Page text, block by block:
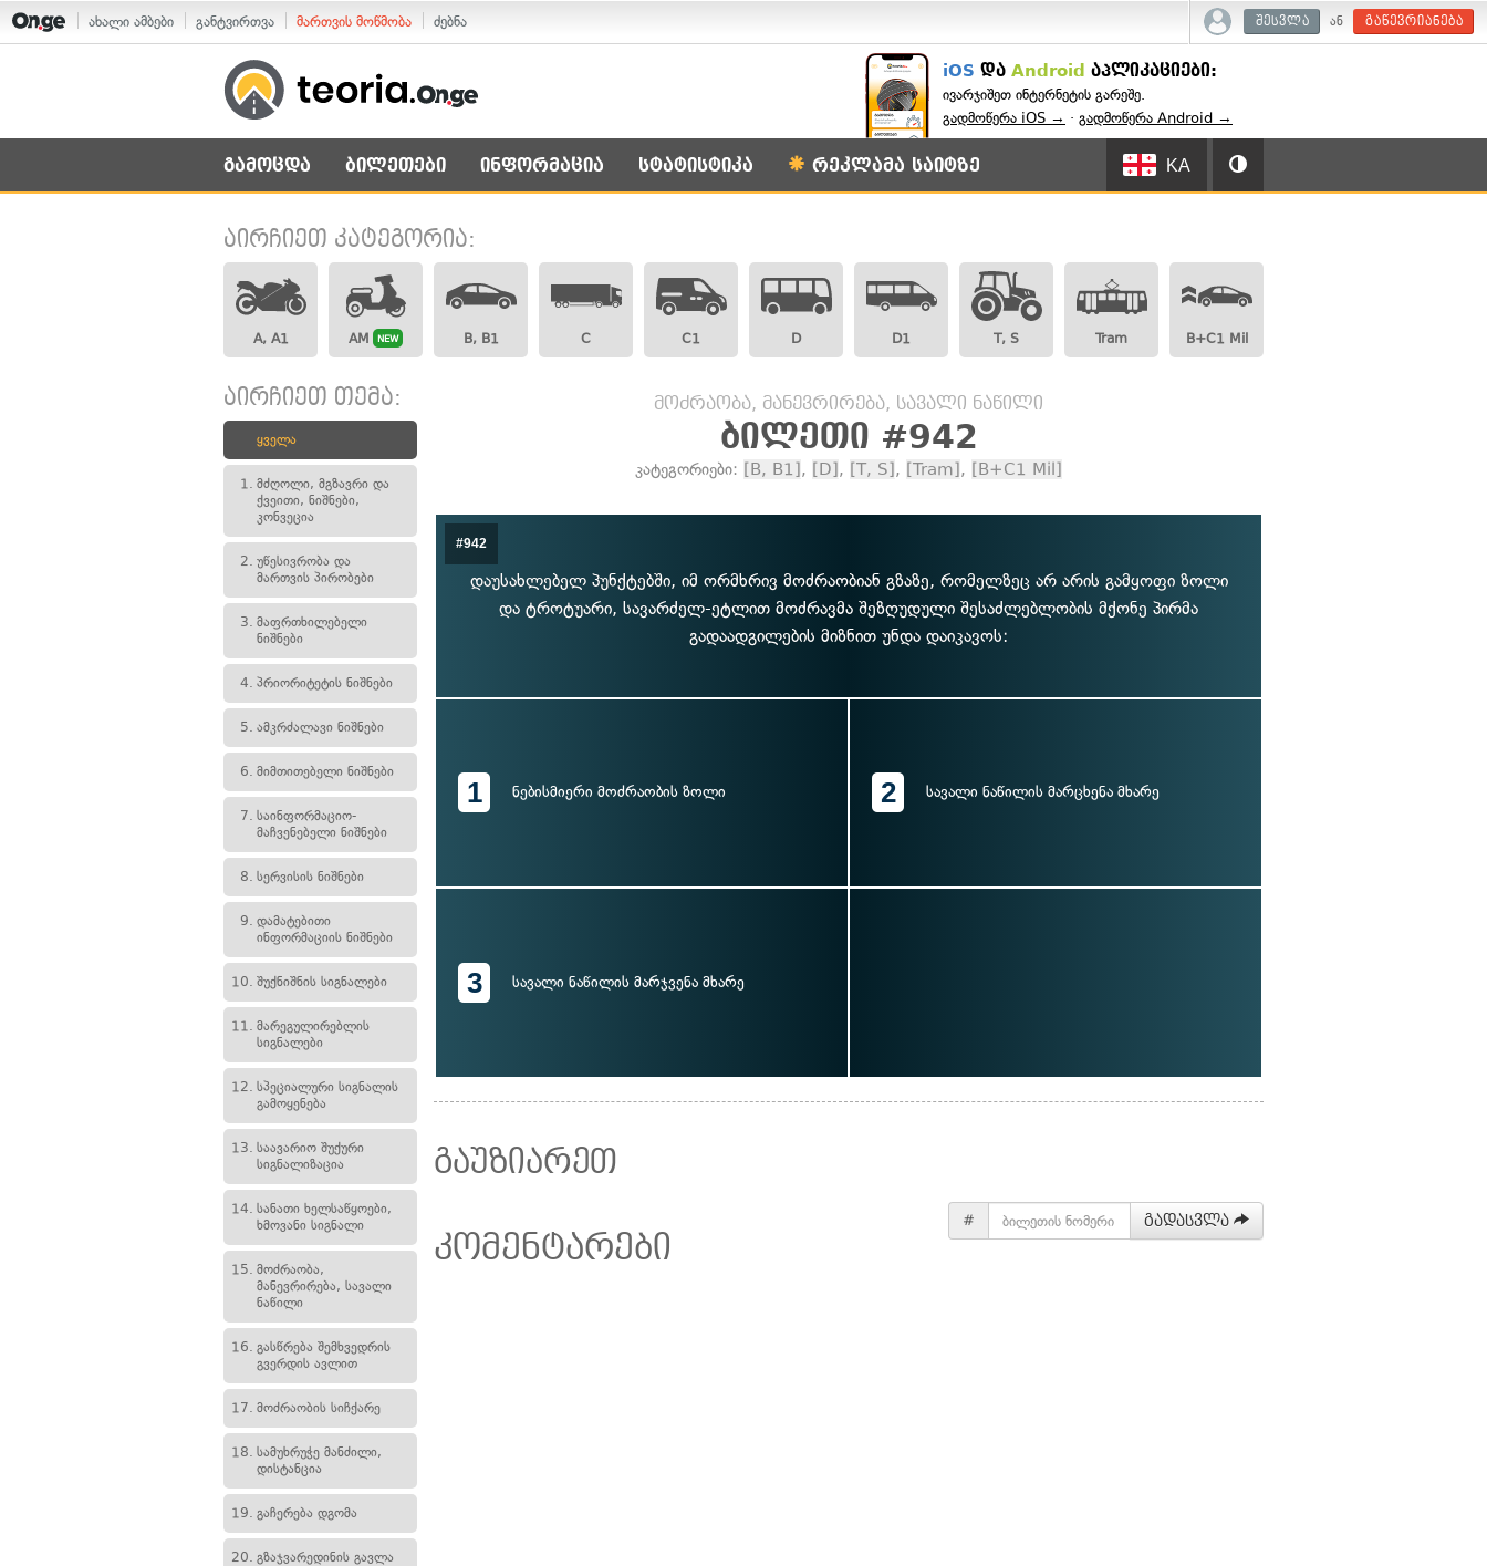
ახალი ამბები განტვირთვა მართვის მოწმობა ძებნა შესვლა ან გაწევრიანება
iOS და Android აპლიკაციები:
ივარჯიშეთ ინტერნეტის გარეშე.
გადმოწერა iOS → · გადმოწერა Android →
გამოცდა ბილეთები ინფორმაცია სტატისტიკა რეკლამა საიტზე KA
აირჩიეთ კატეგორია:
A, A1 AM NEW B, B1 C C1 D D1 T, S Tram B+C1 Mil
აირჩიეთ თემა:
ყველა
1. მძღოლი, მგზავრი და
ქვეითი, ნიშნები,
კონვეცია
2. უწესივრობა და
მართვის პირობები
3. მაფრთხილებელი
ნიშნები
4. პრიორიტეტის ნიშნები
5. ამკრძალავი ნიშნები
6. მიმთითებელი ნიშნები
7. საინფორმაციო-
მაჩვენებელი ნიშნები
8. სერვისის ნიშნები
9. დამატებითი
ინფორმაციის ნიშნები
10. შუქნიშნის სიგნალები
11. მარეგულირებლის
სიგნალები
12. სპეციალური სიგნალის
გამოყენება
13. საავარიო შუქური
სიგნალიზაცია
14. სანათი ხელსაწყოები,
ხმოვანი სიგნალი
15. მოძრაობა,
მანევრირება, სავალი
ნაწილი
16. გასწრება შემხვედრის
გვერდის ავლით
17. მოძრაობის სიჩქარე
18. სამუხრუჭე მანძილი,
დისტანცია
19. გაჩერება დგომა
20. გზაჯვარედინის გავლა
მოძრაობა, მანევრირება, სავალი ნაწილი
ბილეთი #942
კატეგორიები: [B, B1], [D], [T, S], [Tram], [B+C1 Mil]
#942
დაუსახლებელ პუნქტებში, იმ ორმხრივ მოძრაობიან გზაზე, რომელზეც არ არის გამყოფი ზოლი
და ტროტუარი, სავარძელ-ეტლით მოძრავმა შეზღუდული შესაძლებლობის მქონე პირმა
გადაადგილების მიზნით უნდა დაიკავოს:
1 ნებისმიერი მოძრაობის ზოლი 2 სავალი ნაწილის მარცხენა მხარე
3 სავალი ნაწილის მარჯვენა მხარე
# გადასვლა
გაუზიარეთ
კომენტარები